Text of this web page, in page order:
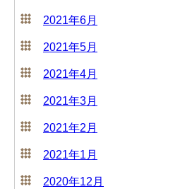
2021年6月
2021年5月
2021年4月
2021年3月
2021年2月
2021年1月
2020年12月